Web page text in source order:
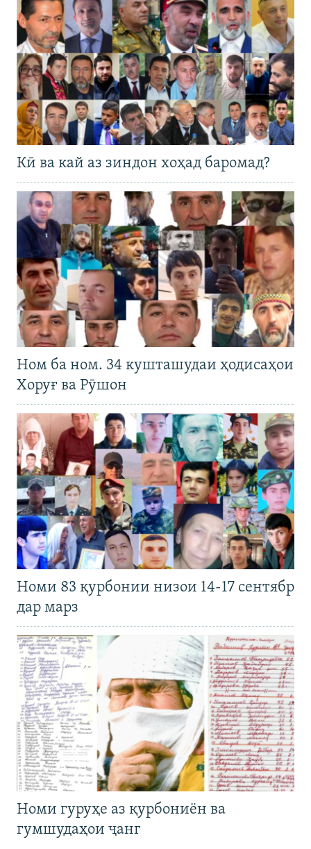
Кӣ ва кай аз зиндон хоҳад баромад?
Ном ба ном. 34 кушташудаи ҳодисаҳои
Хоруғ ва Рӯшон
Номи 83 қурбонии низои 14-17 сентябр
дар марз
Номи гуруҳе аз қурбониён ва
гумшудаҳои ҷанг